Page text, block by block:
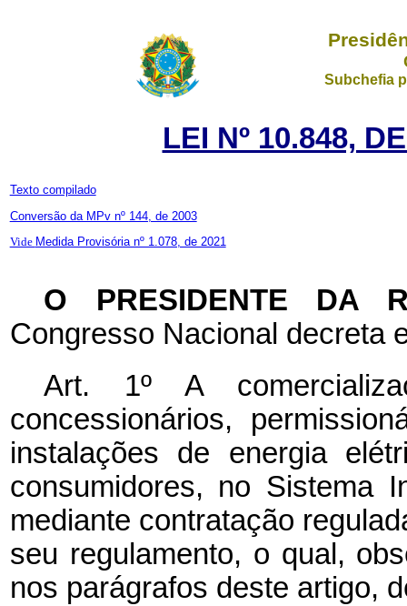
Subchefia
LEI Nº 10.848,
Texto compilado
Conversão da MPv nº 144, de 2003
Vide Medida Provisória nº 1.078, de 2021
O PRESIDENTE DA
Congresso Nacional decreta
Art. 1º A
concessionários,
instalações de energia
consumidores, no Sistema
mediante contratação
seu regulamento, o qual,
nos parágrafos deste artigo,